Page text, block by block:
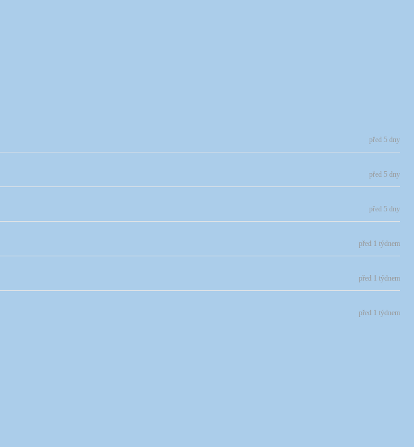
před 5 dny
před 5 dny
před 5 dny
před 1 týdnem
před 1 týdnem
před 1 týdnem